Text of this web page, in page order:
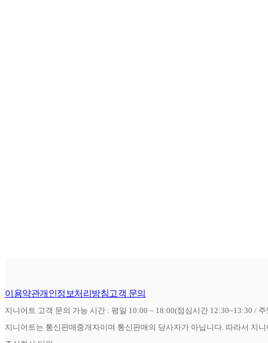
이용약관개인정보처리방침고객 문의
지니어트 고객 문의 가능 시간 : 평일 10:00 ~ 18:00(점심시간 12:30~13:30 /
지니어트는 통신판매중개자이며 통신판매의 당사자가 아닙니다. 따라서 지